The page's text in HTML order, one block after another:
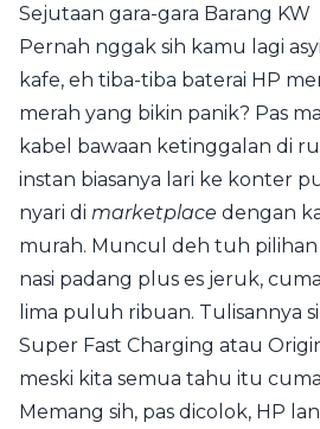
Sejutaan gara-gara Barang KW
Pernah nggak sih kamu lagi
kafe, eh tiba-tiba baterai HP
merah yang bikin panik? Pas
kabel bawaan ketinggalan di
instan biasanya lari ke konter
nyari di marketplace dengan
murah. Muncul deh tuh
nasi padang plus es jeruk,
lima puluh ribuan. Tulisannya
Super Fast Charging atau
meski kita semua tahu itu
Memang sih, pas dicolok, HP